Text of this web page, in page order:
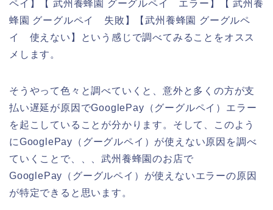
ペイ】【 武州養蜂園 グーグルペイ エラー】【 武州養
蜂園 グーグルペイ 失敗】【武州養蜂園 グーグルペ
イ 使えない】という感じで調べてみることをオスス
メします。
そうやって色々と調べていくと、意外と多くの方が支
払い遅延が原因でGooglePay（グーグルペイ）エラー
を起こしていることが分かります。そして、このよう
にGooglePay（グーグルペイ）が使えない原因を調べ
ていくことで、、、武州養蜂園のお店で
GooglePay（グーグルペイ）が使えないエラーの原因
が特定できると思います。